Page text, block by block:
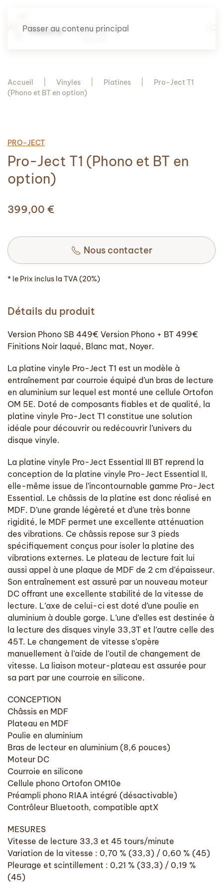
Passer au contenu principal
Accueil Vinyles Platines
Pro-Ject T1
(Phono et BT en option)
PRO-JECT
Pro-Ject T1 (Phono et BT en
option)
399,00 €
Nous contacter
* le Prix inclus la TVA (20%)
Détails du produit
Version Phono SB 449€ Version Phono + BT 499€
Finitions Noir laqué, Blanc mat, Noyer.
La platine vinyle Pro-Ject T1 est un modèle à
entraînement par courroie équipé d’un bras de lecture
en aluminium sur lequel est monté une cellule Ortofon
OM 5E. Doté de composants fiables et de qualité, la
platine vinyle Pro-Ject T1 constitue une solution
idéale pour découvrir ou redécouvrir l’univers du
disque vinyle.
La platine vinyle Pro-Ject Essential III BT reprend la
conception de la platine vinyle Pro-Ject Essential II,
elle-même issue de l’incontournable gamme Pro-Ject
Essential. Le châssis de la platine est donc réalisé en
MDF. D’une grande légèreté et d’une très bonne
rigidité, le MDF permet une excellente atténuation
des vibrations. Ce châssis repose sur 3 pieds
spécifiquement conçus pour isoler la platine des
vibrations externes. Le plateau de lecture fait lui
aussi appel à une plaque de MDF de 2 cm d’épaisseur.
Son entraînement est assuré par un nouveau moteur
DC offrant une excellente stabilité de la vitesse de
lecture. L’axe de celui-ci est doté d’une poulie en
aluminium à double gorge. L’une d’elles est destinée à
la lecture des disques vinyle 33,3T et l’autre celle des
45T. Le changement de vitesse s’opère
manuellement à l’aide de l’outil de changement de
vitesse. La liaison moteur-plateau est assurée pour
sa part par une courroie en silicone.
CONCEPTION
Châssis en MDF
Plateau en MDF
Poulie en aluminium
Bras de lecteur en aluminium (8,6 pouces)
Moteur DC
Courroie en silicone
Cellule phono Ortofon OM10e
Préampli phono RIAA intégré (désactivable)
Contrôleur Bluetooth, compatible aptX
MESURES
Vitesse de lecture 33,3 et 45 tours/minute
Variation de la vitesse : 0,70 % (33,3) / 0,60 % (45)
Pleurage et scintillement : 0,21 % (33,3) / 0,19 %
(45)